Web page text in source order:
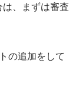
、まずは審査
の追加をして